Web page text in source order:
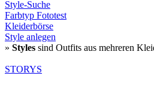
Style-Suche
Farbtyp Fototest
Kleiderbörse
Style anlegen
» Styles sind Outfits aus mehreren
STORYS